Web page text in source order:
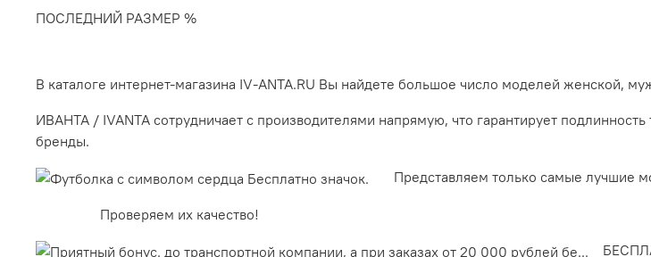
ПОСЛЕДНИЙ РАЗМЕР %
В каталоге интернет-магазина IV-ANTA.RU Вы найдете большое число моделей женской,
ИВАНТА / IVANTA сотрудничает с производителями напрямую, что гарантирует
бренды.
Представляем только самые лучшие
Проверяем их качество!